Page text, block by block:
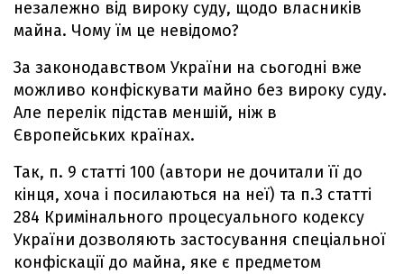
незалежно від вироку суду, щодо власників
майна. Чому їм це невідомо?
За законодавством України на сьогодні вже
можливо конфіскувати майно без вироку суду.
Але перелік підстав меншій, ніж в
Європейських країнах.
Так, п. 9 статті 100 (автори не дочитали її до
кінця, хоча і посилаються на неї) та п.3 статті
284 Кримінального процесуального кодексу
України дозволяють застосування спеціальної
конфіскації до майна, яке є предметом